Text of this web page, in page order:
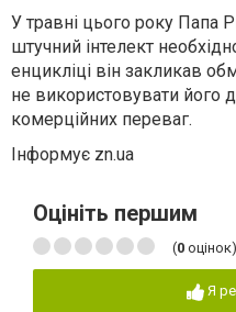
У травні цього року Папа
штучний інтелект
енцикліці він закликав
не використовувати його
комерційних переваг.
Інформує zn.ua
Оцініть першим
(0 оцінок)
Я